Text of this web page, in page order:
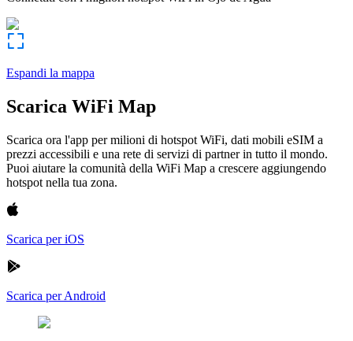
Espandi la mappa
Scarica WiFi Map
Scarica ora l'app per milioni di hotspot WiFi, dati mobili eSIM a
prezzi accessibili e una rete di servizi di partner in tutto il mondo.
Puoi aiutare la comunità della WiFi Map a crescere aggiungendo
hotspot nella tua zona.
Scarica per iOS
Scarica per Android